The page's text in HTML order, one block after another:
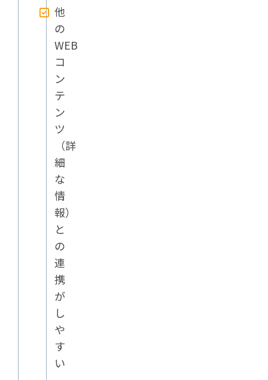
他
の
WEB
コ
ン
テ
ン
ツ
（詳
細
な
情
報）
と
の
連
携
が
し
や
す
い